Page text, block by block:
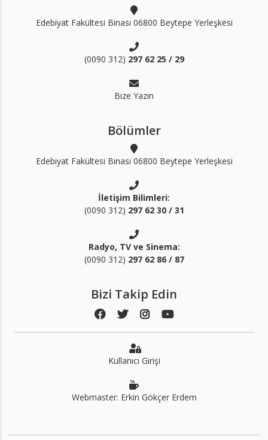
Edebiyat Fakültesi Binası 06800 Beytepe Yerleşkesi
(0090 312) 297 62 25 / 29
Bize Yazın
Bölümler
Edebiyat Fakültesi Binası 06800 Beytepe Yerleşkesi
İletişim Bilimleri:
(0090 312) 297 62 30 / 31
Radyo, TV ve Sinema:
(0090 312) 297 62 86 / 87
Bizi Takip Edin
Kullanıcı Girişi
Webmaster: Erkin Gökçer Erdem